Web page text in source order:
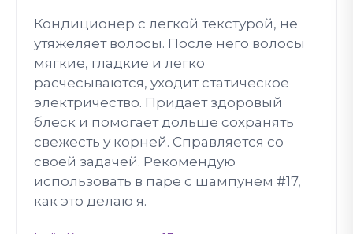
Кондиционер с легкой текстурой, не
утяжеляет волосы. После него волосы
мягкие, гладкие и легко
расчесываются, уходит статическое
электричество. Придает здоровый
блеск и помогает дольше сохранять
свежесть у корней. Справляется со
своей задачей. Рекомендую
использовать в паре с шампунем #17,
как это делаю я.